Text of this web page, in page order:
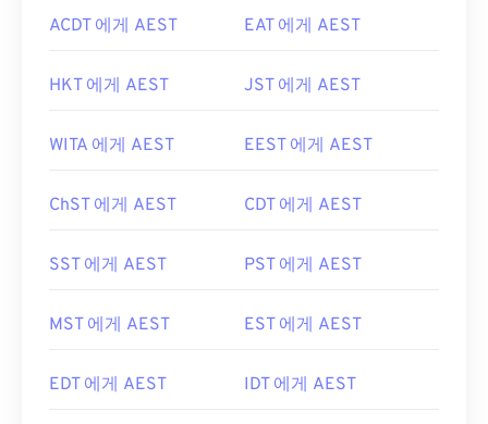
ACDT 에게 AEST EAT 에게 AEST
HKT 에게 AEST JST 에게 AEST
WITA 에게 AEST EEST 에게 AEST
ChST 에게 AEST CDT 에게 AEST
SST 에게 AEST PST 에게 AEST
MST 에게 AEST EST 에게 AEST
EDT 에게 AEST IDT 에게 AEST